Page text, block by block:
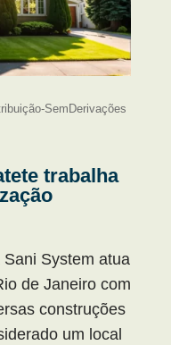
SemDerivações
trabalha
System atua
de Janeiro com
construções
um local